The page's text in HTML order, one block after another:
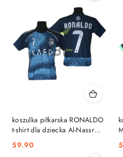
koszulka piłkarska RONALDO
t-shirt dla dziecka Al-Nassr
granatowa SK
Cena:
59.90